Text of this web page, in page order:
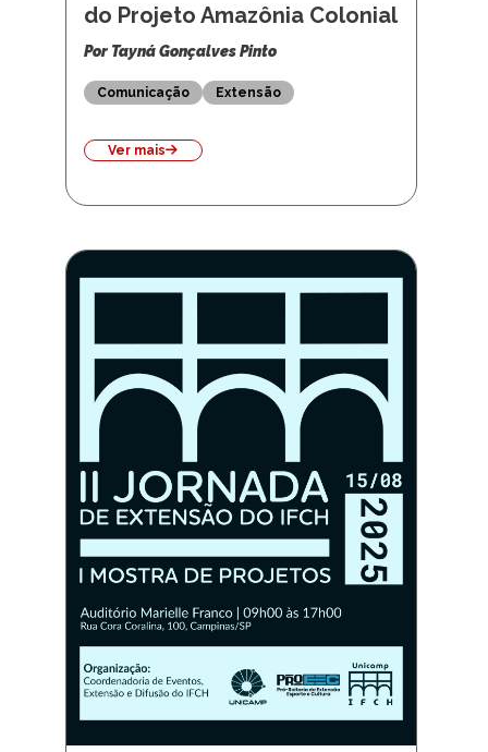
do Projeto Amazônia Colonial
Por Tayná Gonçalves Pinto
Comunicação Extensão
Ver mais